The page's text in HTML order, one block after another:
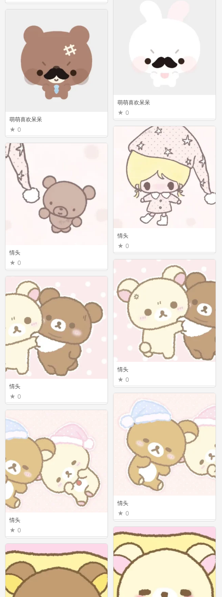
情头
0
情头
0
情头
0
情头
0
情头
0
情头
0
萌萌喜欢呆呆
0
萌萌喜欢呆呆
0